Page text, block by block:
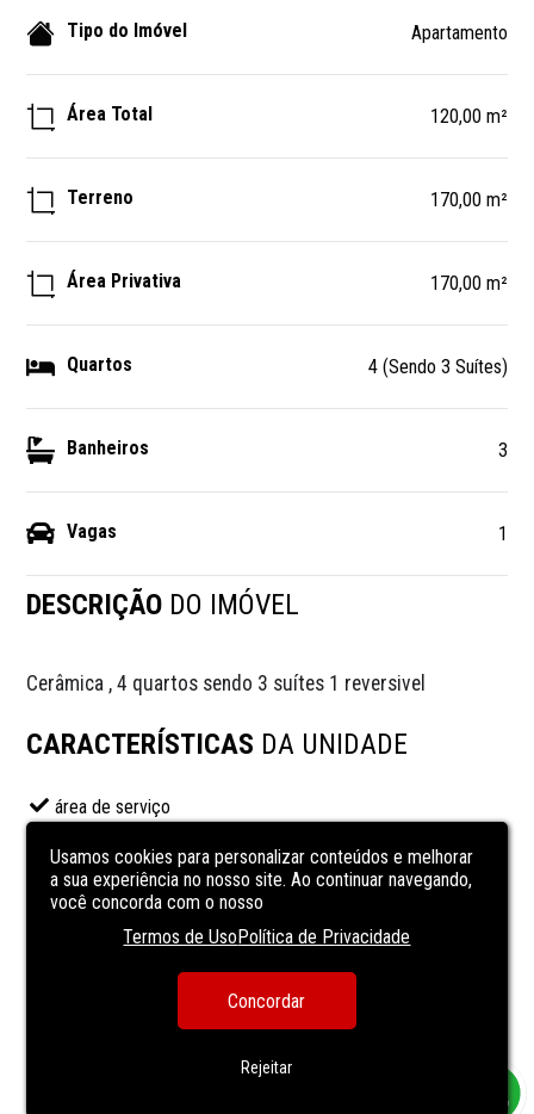
Tipo do Imóvel Apartamento
Área Total 120,00 m²
Terreno 170,00 m²
Área Privativa 170,00 m²
Quartos 4 (Sendo 3 Suítes)
Banheiros 3
Vagas 1
DESCRIÇÃO DO IMÓVEL
Cerâmica , 4 quartos sendo 3 suítes 1 reversivel
CARACTERÍSTICAS DA UNIDADE
área de serviço
lavanderia
Sala de almoço
sala de estar
Usamos cookies para personalizar conteúdos e melhorar
a sua experiência no nosso site. Ao continuar navegando,
você concorda com o nosso
Termos de UsoPolítica de Privacidade
Concordar
Rejeitar